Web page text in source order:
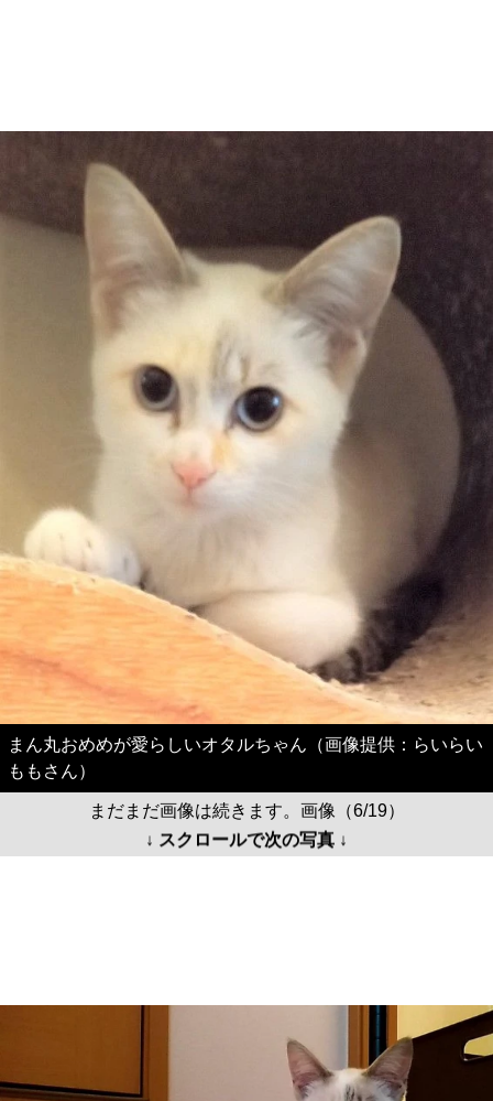
まん丸おめめが愛らしいオタルちゃん（画像提供：らいらい
ももさん）
まだまだ画像は続きます。画像（6/19）
↓ スクロールで次の写真 ↓